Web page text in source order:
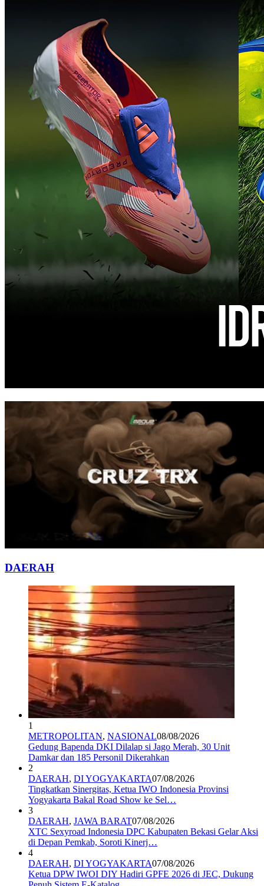
DAERAH
1
METROPOLITAN, NASIONAL08/08/2026
Gedung Bapenda DKI Dilalap si Jago Merah, 30 Unit
Damkar dan 185 Personil Dikerahkan
2
DAERAH, DI YOGYAKARTA07/08/2026
Tingkatkan Sinergitas, Ketua IWO Indonesia Provinsi
Yogyakarta Bakal Road Show ke Sel…
3
DAERAH, JAWA BARAT07/08/2026
XTC Sexyroad Indonesia DPC Kabupaten Bekasi Gelar Aksi
di Depan Pemkab, Soroti Kinerj…
4
DAERAH, DI YOGYAKARTA07/08/2026
Ketua DPW IWOI DIY Hadiri GPFE 2026 di JEC, Dukung